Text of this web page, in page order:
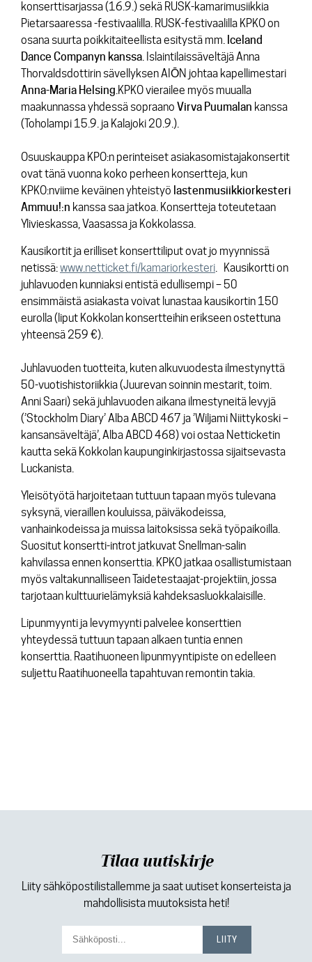
konserttisarjassa (16.9.) sekä RUSK-kamarimusiikkia
Pietarsaaressa -festivaalilla. RUSK-festivaalilla KPKO on
osana suurta poikkitaiteellista esitystä mm. Iceland
Dance Companyn kanssa . Islaintilaissäveltäjä Anna
Thorvaldsdottirin sävellyksen AIŌN johtaa kapellimestari
Anna-Maria Helsing .KPKO vierailee myös muualla
maakunnassa yhdessä sopraano Virva Puumalan kanssa
(Toholampi 15.9. ja Kalajoki 20.9.).
Osuuskauppa KPO:n perinteiset asiakasomistajakonsertit
ovat tänä vuonna koko perheen konsertteja, kun
KPKO:nviime keväinen yhteistyö lastenmusiikkiorkesteri
Ammuu!:n kanssa saa jatkoa. Konsertteja toteutetaan
Ylivieskassa, Vaasassa ja Kokkolassa.
Kausikortit ja erilliset konserttiliput ovat jo myynnissä
netissä:www.netticket.fi/kamariorkesteri . Kausikortti on
juhlavuoden kunniaksi entistä edullisempi – 50
ensimmäistä asiakasta voivat lunastaa kausikortin 150
eurolla (liput Kokkolan konsertteihin erikseen ostettuna
yhteensä 259 €).
Juhlavuoden tuotteita, kuten alkuvuodesta ilmestynyttä
50-vuotishistoriikkia (Juurevan soinnin mestarit, toim.
Anni Saari) sekä juhlavuoden aikana ilmestyneitä levyjä
(’Stockholm Diary’ Alba ABCD 467 ja ’Wiljami Niittykoski –
kansansäveltäjä’, Alba ABCD 468) voi ostaa Netticketin
kautta sekä Kokkolan kaupunginkirjastossa sijaitsevasta
Luckanista.
Yleisötyötä harjoitetaan tuttuun tapaan myös tulevana
syksynä, vieraillen kouluissa, päiväkodeissa,
vanhainkodeissa ja muissa laitoksissa sekä työpaikoilla.
Suositut konsertti-introt jatkuvat Snellman-salin
kahvilassa ennen konserttia. KPKO jatkaa osallistumistaan
myös valtakunnalliseen Taidetestaajat-projektiin, jossa
tarjotaan kulttuurielämyksiä kahdeksasluokkalaisille.
Lipunmyynti ja levymyynti palvelee konserttien
yhteydessä tuttuun tapaan alkaen tuntia ennen
konserttia. Raatihuoneen lipunmyyntipiste on edelleen
suljettu Raatihuoneella tapahtuvan remontin takia.
Tilaa uutiskirje
Liity sähköpostilistallemme ja saat uutiset konserteista ja
mahdollisista muutoksista heti!